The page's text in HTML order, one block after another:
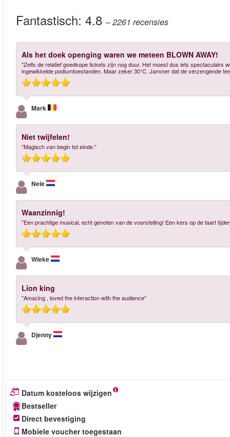
Fantastisch: 4.8 – 2261 recensies
Als het doek openging waren we meteen BLOWN AWAY!
"Zelfs de relatief goedkope tickets zijn nog duur. Het moest dus iets
ingewikkelde podiumtoestanden. Maar zeker 30°C. Jammer dat de verzengende
Mark
Niet twijfelen!
"Magisch van begin tot einde."
Nele
Waanzinnig!
"Een prachtige musical, echt genoten van de voorstelling! Een kers op de taart
Wieke
Lion king
"Amazing , loved the interaction with the audience"
Djenny
Datum kosteloos wijzigen
Bestseller
Direct bevestiging
Mobiele voucher toegestaan